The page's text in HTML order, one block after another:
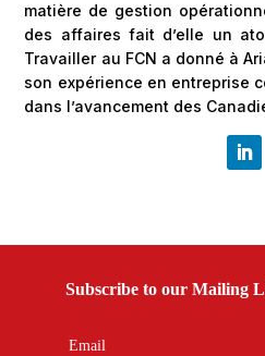
matière de gestion
des affaires fait d’elle un
Travailler au FCN a donné à
son expérience en entreprise
dans l’avancement des
Subscribe to our Mailing
Email